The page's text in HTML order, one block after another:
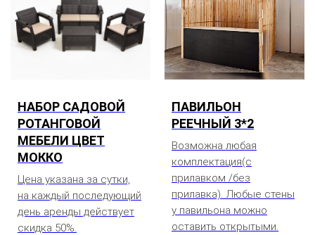
НАБОР САДОВОЙ
РОТАНГОВОЙ
МЕБЕЛИ ЦВЕТ
МОККО
Цена указана за сутки,
на каждый последующий
день аренды действует
скидка 50%.
ПАВИЛЬОН
РЕЕЧНЫЙ 3*2
Возможна любая
комплектация(с
прилавком /без
прилавка). Любые стены
у павильона можно
оставить открытыми.